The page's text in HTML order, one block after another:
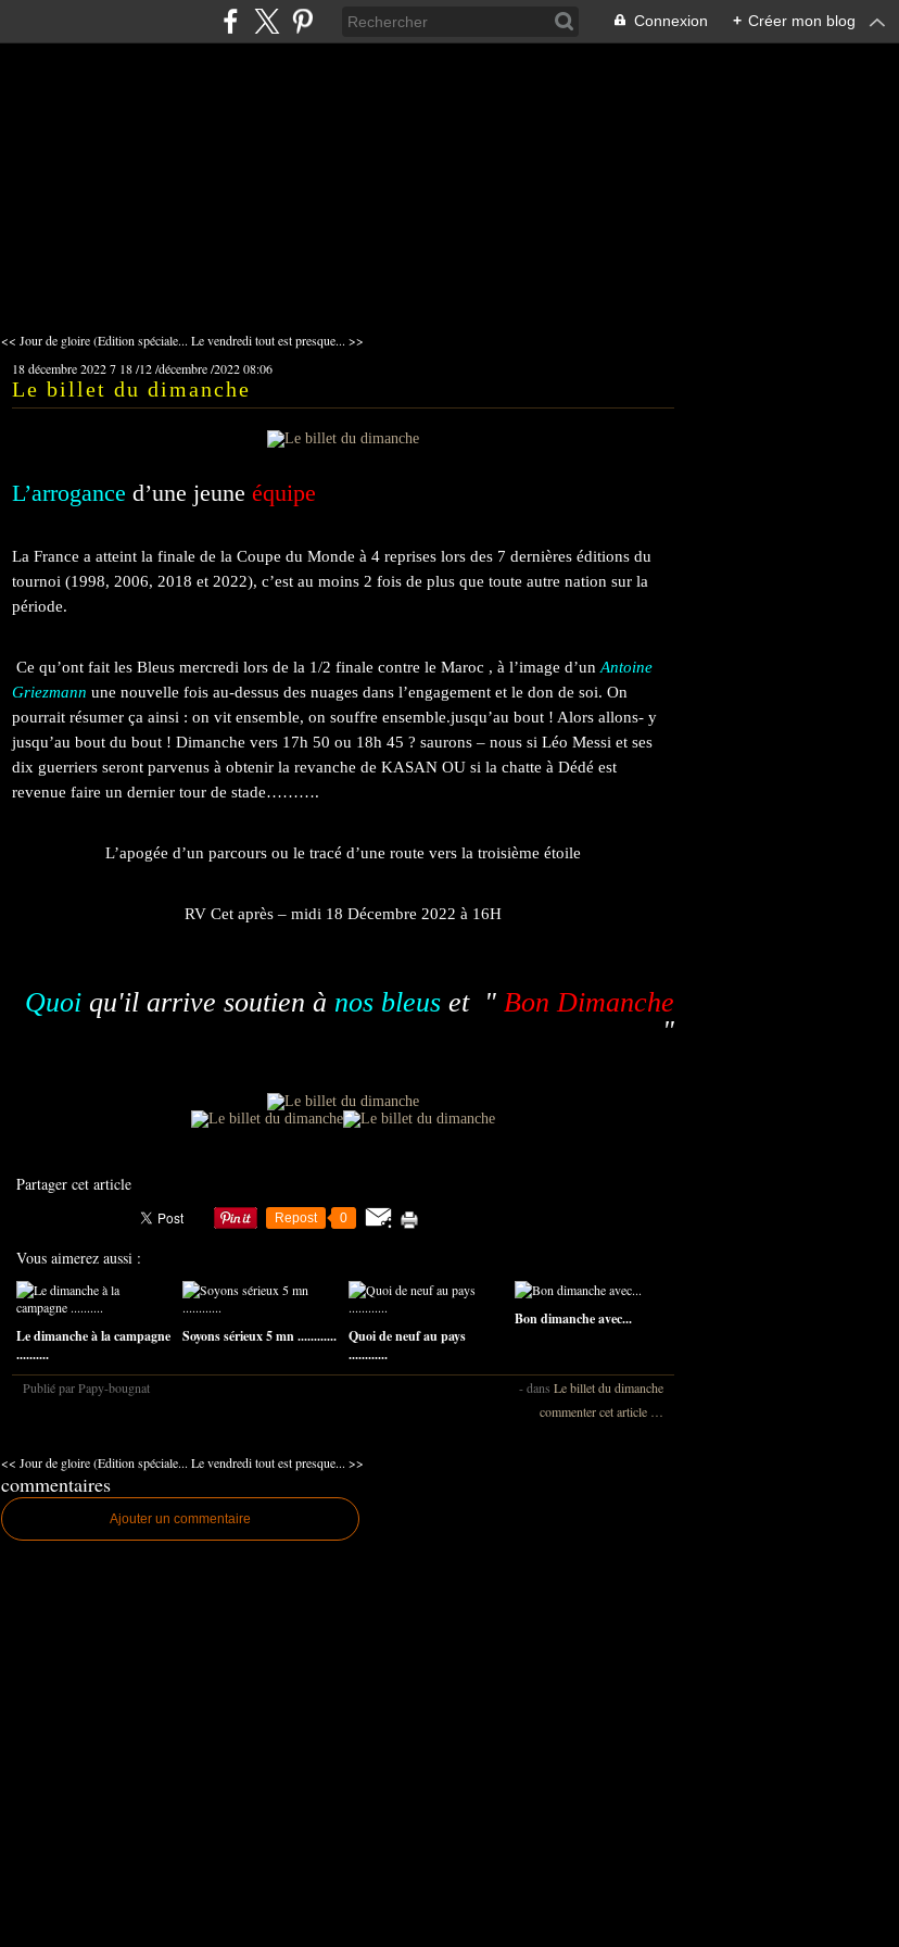
Connexion + Créer mon blog
<< Jour de gloire (Edition spéciale... Le vendredi tout est presque... >>
18 décembre 20227 18/12/décembre/202208:06
Le billet du dimanche
L’arrogance d’une jeune équipe
La France a atteint la finale de la Coupe du Monde à 4 reprises lors des 7 dernières éditions du
tournoi (1998, 2006, 2018 et 2022), c’est au moins 2 fois de plus que toute autre nation sur la
période.
Ce qu’ont fait les Bleus mercredi lors de la 1/2 finale contre le Maroc , à l’image d’un Antoine
Griezmann une nouvelle fois au-dessus des nuages dans l’engagement et le don de soi. On
pourrait résumer ça ainsi : on vit ensemble, on souffre ensemble.jusqu’au bout ! Alors allons- y
jusqu’au bout du bout ! Dimanche vers 17h 50 ou 18h 45 ? saurons – nous si Léo Messi et ses
dix guerriers seront parvenus à obtenir la revanche de KASAN OU si la chatte à Dédé est
revenue faire un dernier tour de stade……….
L’apogée d’un parcours ou le tracé d’une route vers la troisième étoile
RV Cet après – midi 18 Décembre 2022 à 16H
Quoi qu'il arrive soutien à nos bleus et " Bon Dimanche
"
Partager cet article
Repost 0
Vous aimerez aussi :
Le dimanche à la campagne
..........
Soyons sérieux 5 mn ............
Quoi de neuf au pays
............
Bon dimanche avec...
Publié par Papy-bougnat -dans Le billet du dimanche
commenter cet article
<< Jour de gloire (Edition spéciale... Le vendredi tout est presque... >>
commentaires
Ajouter un commentaire